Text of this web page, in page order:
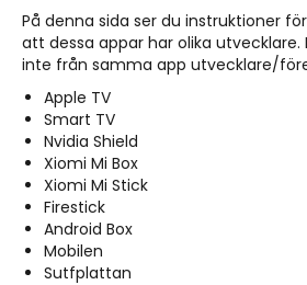
På denna sida ser du instruktioner
att dessa appar har olika utvecklare.
inte från samma app utvecklare/
Apple TV
Smart TV
Nvidia Shield
Xiomi Mi Box
Xiomi Mi Stick
Firestick
Android Box
Mobilen
Sutfplattan